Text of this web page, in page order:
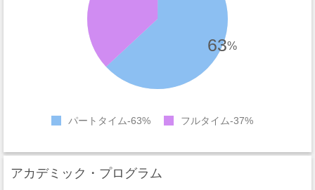
63%
パートタイム 63% フルタイム 37%
アカデミック・プログラム